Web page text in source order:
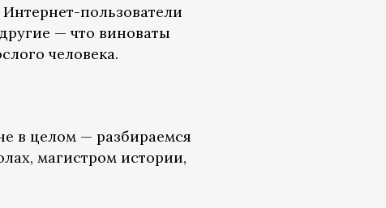
пользователи
— что виноваты
человека.
в целом — разбираемся
магистром истории,